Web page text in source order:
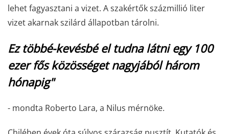
lehet fagyasztani a vizet. A szakértők százmillió liter
vizet akarnak szilárd állapotban tárolni.
Ez többé-kevésbé el tudna látni egy 100
ezer fős közösséget nagyjából három
hónapig"
- mondta Roberto Lara, a Nilus mérnöke.